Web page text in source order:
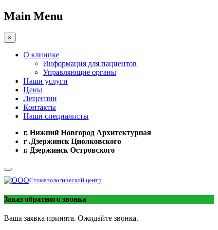
Main Menu
×
О клинике
Информация для пациентов
Управляющие органы
Наши услуги
Цены
Лицензии
Контакты
Наши специалисты
г. Нижний Новгород Архитектурная
г .Дзержинск Циолковского
г. Дзержинск Островского
Стоматологический центр
Заказ обратного звонка
Ваша заявка принята. Ожидайте звонка.